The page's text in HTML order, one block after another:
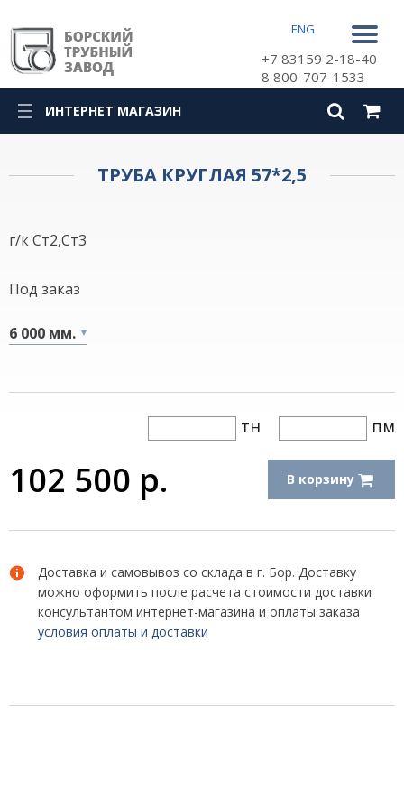
ENG
+7 83159 2-18-40
8 800-707-1533
ИНТЕРНЕТ МАГАЗИН
ТРУБА КРУГЛАЯ 57*2,5
г/к Ст2,Ст3
Под заказ
6 000 мм.
тн пм
102 500 р. В корзину
Доставка и самовывоз со склада в г. Бор. Доставку
можно оформить после расчета стоимости доставки
консультантом интернет-магазина и оплаты заказа
условия оплаты и доставки